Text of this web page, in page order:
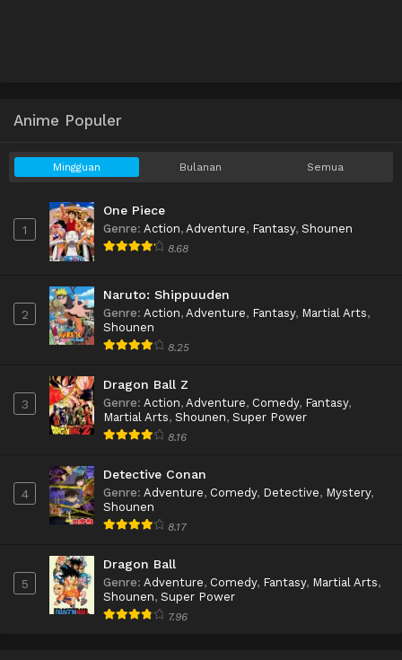
Anime Populer
Mingguan Bulanan Semua
1
One Piece
Genre: Action, Adventure, Fantasy, Shounen
8.68
2
Naruto: Shippuuden
Genre: Action, Adventure, Fantasy, Martial Arts,
Shounen
8.25
3
Dragon Ball Z
Genre: Action, Adventure, Comedy, Fantasy,
Martial Arts, Shounen, Super Power
8.16
4
Detective Conan
Genre: Adventure, Comedy, Detective, Mystery,
Shounen
8.17
5
Dragon Ball
Genre: Adventure, Comedy, Fantasy, Martial Arts,
Shounen, Super Power
7.96